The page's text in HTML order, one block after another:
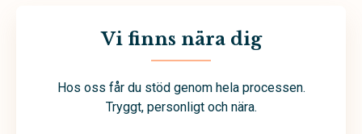
Vi finns nära dig
Hos oss får du stöd genom hela processen.
Tryggt, personligt och nära.